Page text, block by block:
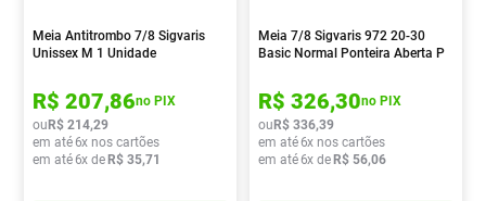
Meia Antitrombo 7/8 Sigvaris
Unissex M 1 Unidade
R$ 207,86no PIX
ouR$ 214,29
em até6x nos cartões
em até6x deR$ 35,71
Meia 7/8 Sigvaris 972 20-30
Basic Normal Ponteira Aberta P
R$ 326,30no PIX
ouR$ 336,39
em até6x nos cartões
em até6x deR$ 56,06